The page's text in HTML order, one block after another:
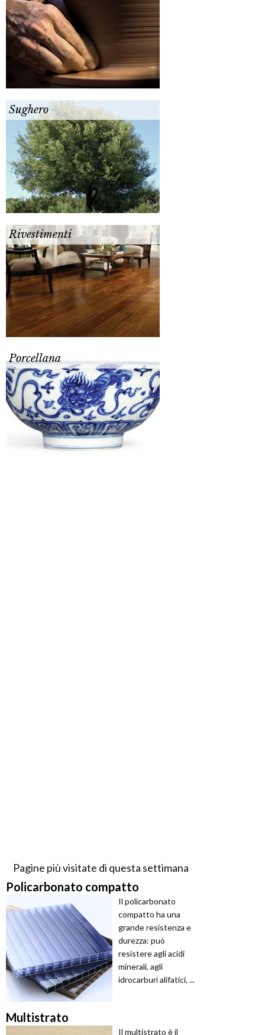
Sughero
Rivestimenti
Porcellana
Pagine più visitate di questa settimana
Policarbonato compatto
Il policarbonato
compatto ha una
grande resistenza e
durezza: può
resistere agli acidi
minerali, agli
idrocarburi alifatici, ...
Multistrato
Il multistrato è il